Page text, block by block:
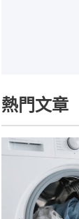
熱門文章